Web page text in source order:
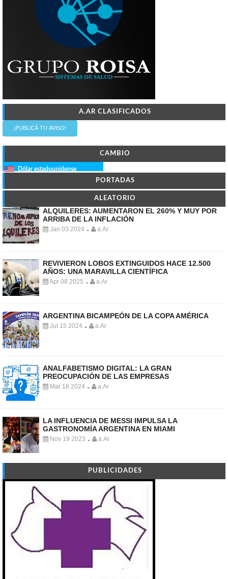
A.AR CLASIFICADOS
¡PUBLICÁ TU AVISO!
CAMBIO
Dólar estadounidense
PORTADAS
ALEATORIO
ALQUILERES: AUMENTARON EL 260% Y MUY POR
ARRIBA DE LA INFLACIÓN
Jan 03 2024 - a.Ar
REVIVIERON LOBOS EXTINGUIDOS HACE 12.500
AÑOS: UNA MARAVILLA CIENTÍFICA
Apr 08 2025 - a.Ar
ARGENTINA BICAMPEÓN DE LA COPA AMÉRICA
Jul 15 2024 - a.Ar
ANALFABETISMO DIGITAL: LA GRAN
PREOCUPACIÓN DE LAS EMPRESAS
Mar 18 2024 - a.Ar
LA INFLUENCIA DE MESSI IMPULSA LA
GASTRONOMÍA ARGENTINA EN MIAMI
Nov 19 2023 - a.Ar
PUBLICIDADES